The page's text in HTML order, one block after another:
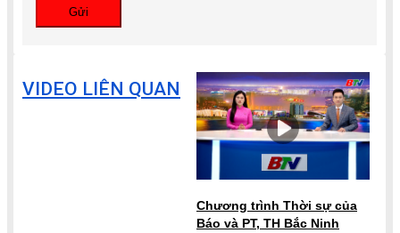
Gửi
VIDEO LIÊN QUAN
Chương trình Thời sự của
Báo và PT, TH Bắc Ninh